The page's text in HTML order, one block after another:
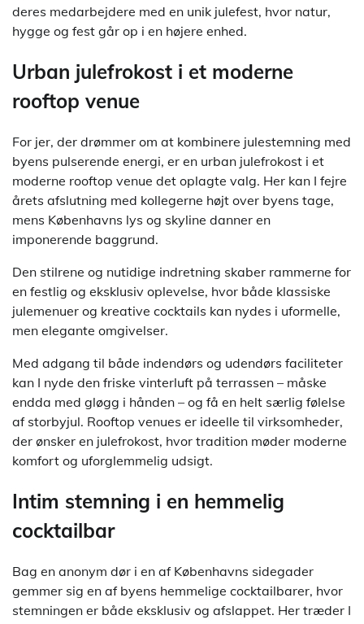
deres medarbejdere med en unik julefest, hvor natur,
hygge og fest går op i en højere enhed.
Urban julefrokost i et moderne
rooftop venue
For jer, der drømmer om at kombinere julestemning med
byens pulserende energi, er en urban julefrokost i et
moderne rooftop venue det oplagte valg. Her kan I fejre
årets afslutning med kollegerne højt over byens tage,
mens Københavns lys og skyline danner en
imponerende baggrund.
Den stilrene og nutidige indretning skaber rammerne for
en festlig og eksklusiv oplevelse, hvor både klassiske
julemenuer og kreative cocktails kan nydes i uformelle,
men elegante omgivelser.
Med adgang til både indendørs og udendørs faciliteter
kan I nyde den friske vinterluft på terrassen – måske
endda med gløgg i hånden – og få en helt særlig følelse
af storbyjul. Rooftop venues er ideelle til virksomheder,
der ønsker en julefrokost, hvor tradition møder moderne
komfort og uforglemmelig udsigt.
Intim stemning i en hemmelig
cocktailbar
Bag en anonym dør i en af Københavns sidegader
gemmer sig en af byens hemmelige cocktailbarer, hvor
stemningen er både eksklusiv og afslappet. Her træder I